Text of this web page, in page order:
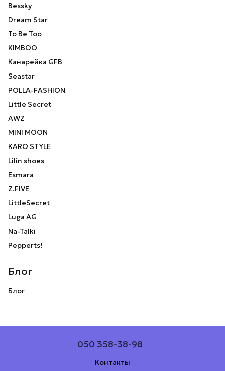
Bessky
Dream Star
To Be Too
KIMBOO
Канарейка GFB
Seastar
POLLA-FASHION
Little Secret
AWZ
MINI MOON
KARO STYLE
Lilin shoes
Esmara
Z.FIVE
LittleSecret
Luga AG
Na-Talki
Pepperts!
Блог
Блог
050 358-38-98
Контакты